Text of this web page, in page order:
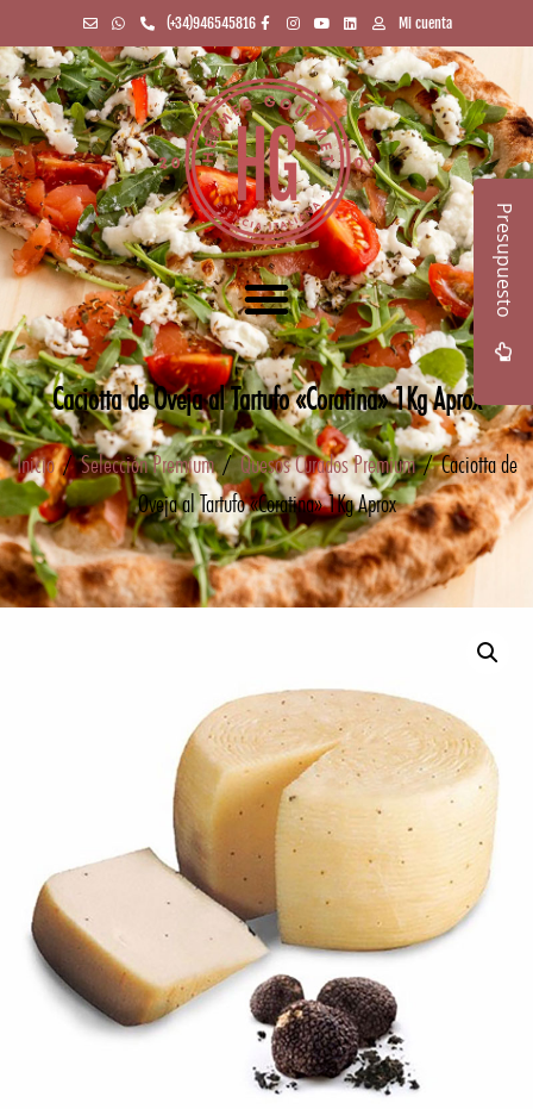
(+34)946545816 Mi cuenta
Caciotta de Oveja al Tartufo «Coratina» 1Kg Aprox
Inicio/Selección Premium/Quesos Curados Premium/ Caciotta de
Oveja al Tartufo «Coratina» 1Kg Aprox
Presupuesto